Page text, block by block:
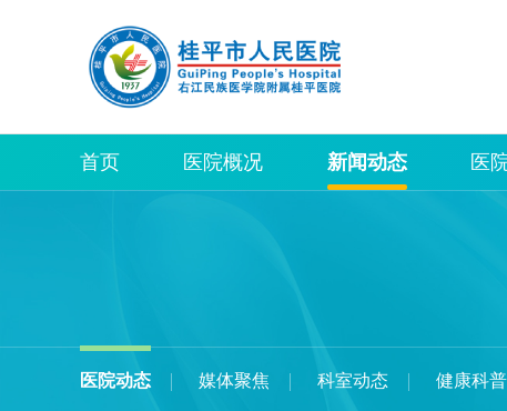
首页 医院概况 新闻动态 医
医院动态 媒体聚焦 科室动态 健康科普